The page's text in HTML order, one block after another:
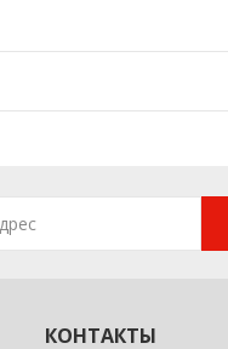
КОНТАКТЫ